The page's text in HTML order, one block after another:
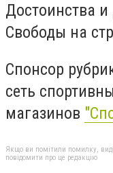
Достоинства
Свободы на
Спонсор
сеть
магазинов
Якщо ви помітили помилку,
повідомити про це редакцію